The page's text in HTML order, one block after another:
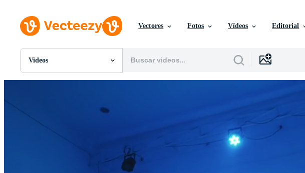
Vectores Fotos Vídeos Editorial
Videos
Todas Imágenes